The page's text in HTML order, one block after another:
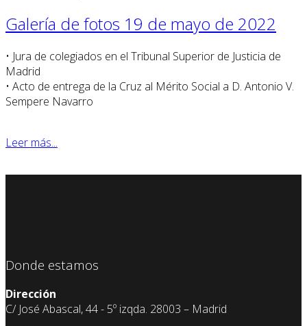
Galería de fotos 19 de mayo de 2022
• Jura de colegiados en el Tribunal Superior de Justicia de
Madrid
• Acto de entrega de la Cruz al Mérito Social a D. Antonio V.
Sempere Navarro
Leer más...
Donde estamos
Dirección
C/ José Abascal, 44 - 5º izqda. 28003 – Madrid